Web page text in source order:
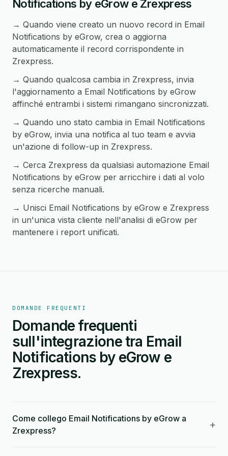
Notifications by eGrow e Zrexpress
→ Quando viene creato un nuovo record in Email
Notifications by eGrow, crea o aggiorna
automaticamente il record corrispondente in
Zrexpress.
→ Quando qualcosa cambia in Zrexpress, invia
l'aggiornamento a Email Notifications by eGrow
affinché entrambi i sistemi rimangano sincronizzati.
→ Quando uno stato cambia in Email Notifications
by eGrow, invia una notifica al tuo team e avvia
un'azione di follow-up in Zrexpress.
→ Cerca Zrexpress da qualsiasi automazione Email
Notifications by eGrow per arricchire i dati al volo
senza ricerche manuali.
→ Unisci Email Notifications by eGrow e Zrexpress
in un'unica vista cliente nell'analisi di eGrow per
mantenere i report unificati.
DOMANDE FREQUENTI
Domande frequenti
sull'integrazione tra Email
Notifications by eGrow e
Zrexpress.
Come collego Email Notifications by eGrow a
Zrexpress?
+